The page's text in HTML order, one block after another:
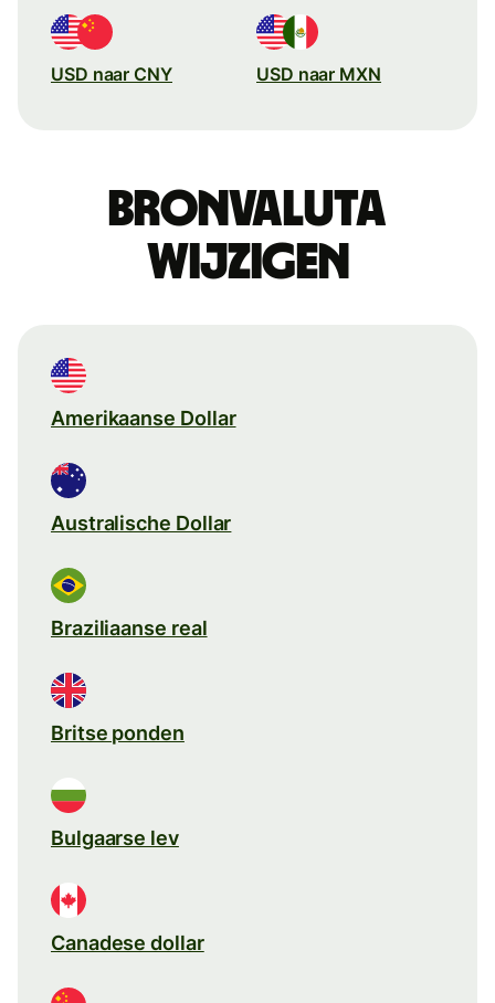
USD naar CNY USD naar MXN
Bronvaluta
wijzigen
Amerikaanse Dollar
Australische Dollar
Braziliaanse real
Britse ponden
Bulgaarse lev
Canadese dollar